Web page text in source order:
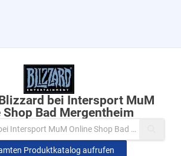
springen
bei Intersport MuM
Shop Bad Mergentheim
Produktkatalog aufrufen